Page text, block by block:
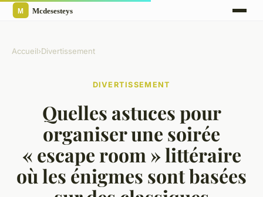
Accueil›Divertissement
DIVERTISSEMENT
Quelles astuces pour
organiser une soirée
« escape room » littéraire
où les énigmes sont basées